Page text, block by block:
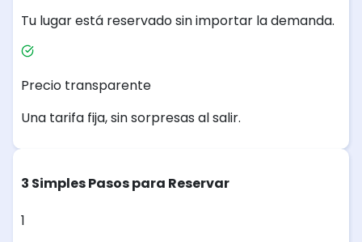
Tu lugar está reservado sin importar la demanda.
Precio transparente
Una tarifa fija, sin sorpresas al salir.
3 Simples Pasos para Reservar
1